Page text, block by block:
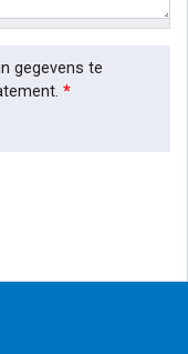
gegevens te
*